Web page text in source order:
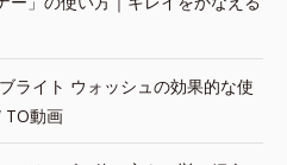
ライト ウォッシュの効果的な使
TO動画